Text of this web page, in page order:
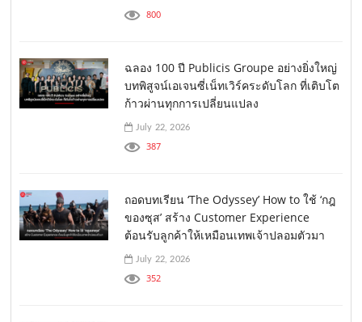
800
ฉลอง 100 ปี Publicis Groupe อย่างยิ่งใหญ่
บทพิสูจน์เอเจนซี่เน็ทเวิร์คระดับโลก ที่เติบโต
ก้าวผ่านทุกการเปลี่ยนแปลง
July 22, 2026
387
ถอดบทเรียน ‘The Odyssey’ How to ใช้ ‘กฎ
ของซุส’ สร้าง Customer Experience
ต้อนรับลูกค้าให้เหมือนเทพเจ้าปลอมตัวมา
July 22, 2026
352